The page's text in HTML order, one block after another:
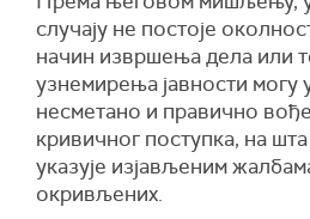
случају не постоје
начин извршења дела или
узнемирења јавности могу
несметано и правично
кривичног поступка, на
указује изјављеним
окривљених.